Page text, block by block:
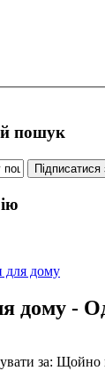
пошук
Підписатися
для дому
дому -
за: Щойно